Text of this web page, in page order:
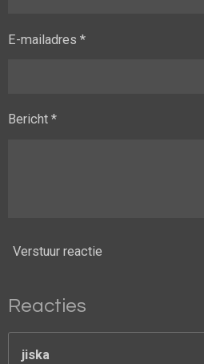
E-mailadres *
Bericht *
Verstuur reactie
Reacties
jiska